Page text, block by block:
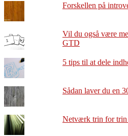
Forskellen på
Vil du også være
GTD
5 tips til at dele
Sådan laver du en
Netværk trin for trin